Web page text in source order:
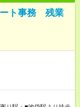
ト事務 残業